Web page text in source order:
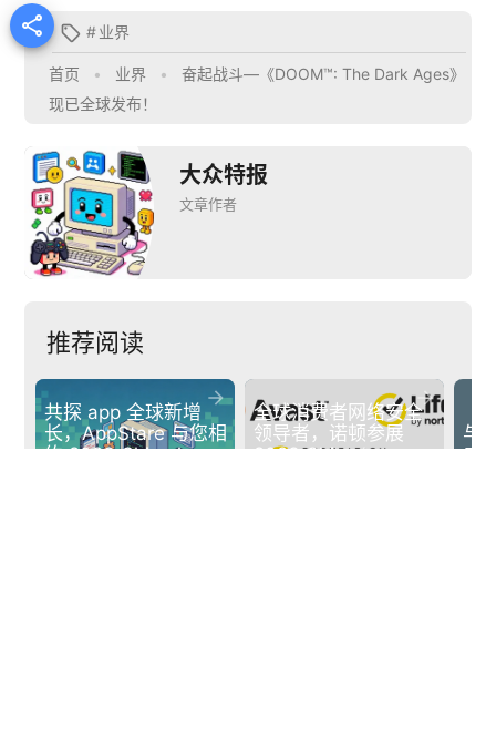
  #业界
首页 • 业界 •
奋起战斗—《DOOM™: The Dark Ages》
现已全球发布！
大众特报
文章作者
推荐阅读
共探 app 全球新增
长，AppStare 与您相
约 2023 ChinaJoy

全球消费者网络安全
领导者，诺顿参展
2023 ChinaJoy

与
二